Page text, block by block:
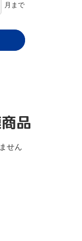
月まで
品
せん